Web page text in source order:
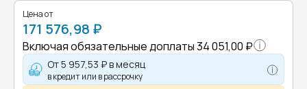
Цена от
171 576,98 ₽
Включая обязательные доплаты34 051,00 ₽
От5 957,53 ₽в месяц
в кредит или в рассрочку